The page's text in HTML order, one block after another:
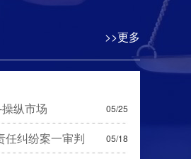
>>更多
纵市场 05/25
任纠纷案一审判 05/18